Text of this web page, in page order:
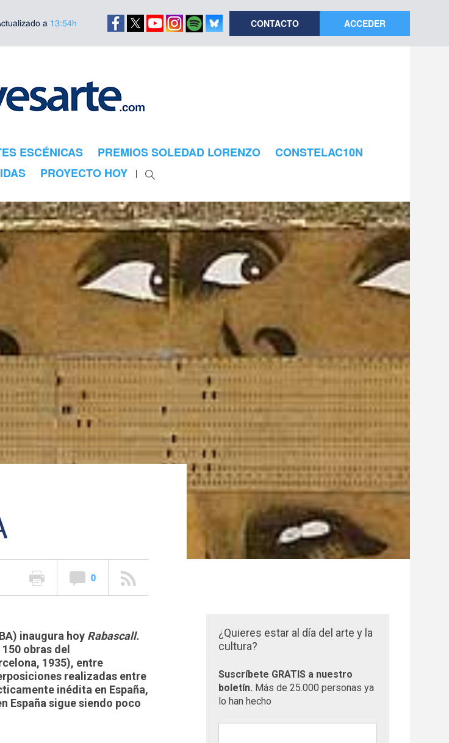
a 13:54h CONTACTO ACCEDER
ESCÉNICAS PREMIOS SOLEDAD LORENZO
CONSTELAC10N
PROYECTO HOY
0
inaugura hoy Rabascall.
obras del
1935), entre
realizadas entre
inédita en España,
España sigue siendo poco
¿Quieres estar al día del arte y la
cultura?
Suscríbete GRATIS a nuestro
boletín. Más de 25.000 personas ya
lo han hecho